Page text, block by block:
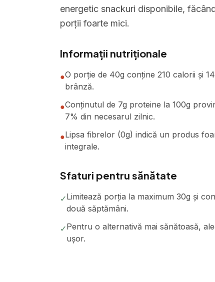
energetic snackuri disponibile,
porții foarte mici.
Informații nutriționale
●O porție de 40g conține 210 calorii și
brânză.
●Conținutul de 7g proteine la 100g
7% din necesarul zilnic.
●Lipsa fibrelor (0g) indică un produs
integrale.
Sfaturi pentru sănătate
✓Limitează porția la maximum 30g și
două săptămâni.
✓Pentru o alternativă mai sănătoasă,
ușor.